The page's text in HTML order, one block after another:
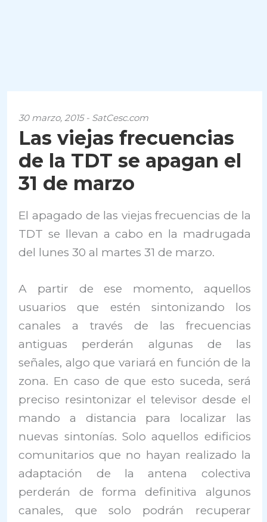
30 marzo, 2015 - SatCesc.com
Las viejas frecuencias
de la TDT se apagan el
31 de marzo
El apagado de las viejas frecuencias de la
TDT se llevan a cabo en la madrugada
del lunes 30 al martes 31 de marzo.
A partir de ese momento, aquellos
usuarios que estén sintonizando los
canales a través de las frecuencias
antiguas perderán algunas de las
señales, algo que variará en función de la
zona. En caso de que esto suceda, será
preciso resintonizar el televisor desde el
mando a distancia para localizar las
nuevas sintonías. Solo aquellos edificios
comunitarios que no hayan realizado la
adaptación de la antena colectiva
perderán de forma definitiva algunos
canales, que solo podrán recuperar